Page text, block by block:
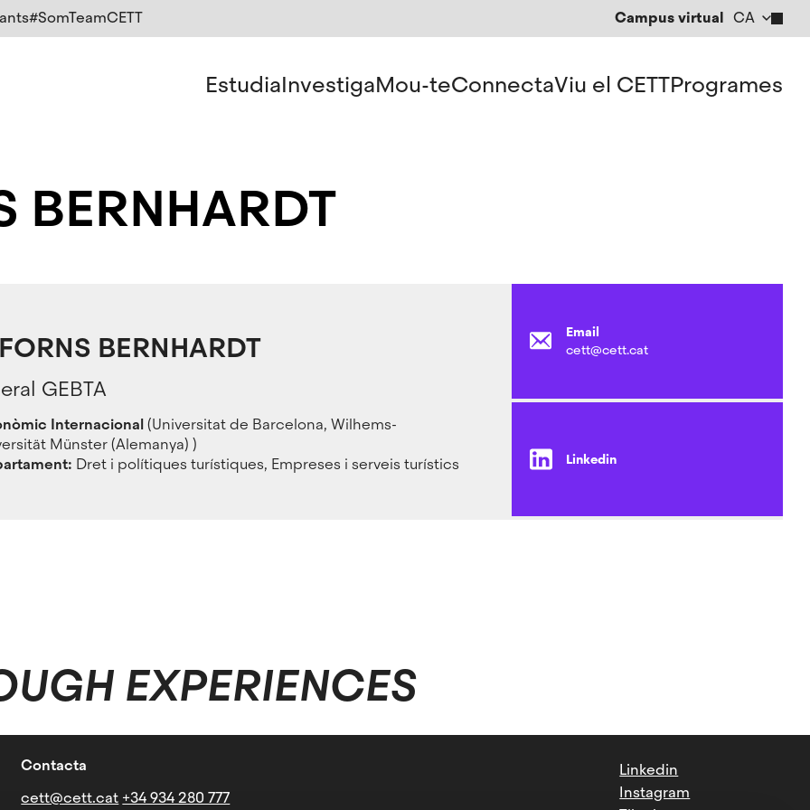
#SomTeamCETT Campus virtual CA
EN
EstudiaInvestigaMou-teConnectaViu el CETTProgrames
BERNHARDT
BERNHARDT
GEBTA
Internacional(Universitat de Barcelona, Wilhems-
Münster (Alemanya) )
Dret i polítiques turístiques, Empreses i serveis turístics
Email
cett@cett.cat
Linkedin
EXPERIENCES
Contacta
cett@cett.cat +34 934 280 777
Linkedin
Instagram